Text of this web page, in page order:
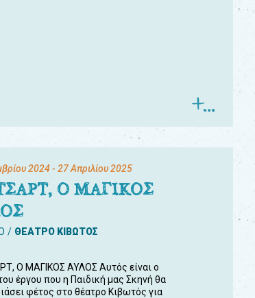
2024- 27 Απριλίου 2025
Ο ΜΑΓΙΚΟΣ
ΘΕΑΤΡΟ ΚΙΒΩΤΟΣ
Ο ΜΑΓΙΚΟΣ ΑΥΛΟΣ Αυτός είναι ο
έργου που η Παιδική μας Σκηνή θα
φέτος στο θέατρο Κιβωτός για